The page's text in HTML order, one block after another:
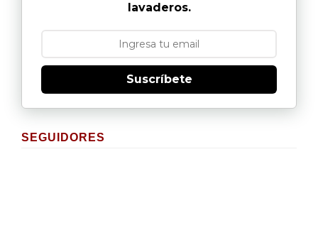
lavaderos.
Suscríbete
SEGUIDORES